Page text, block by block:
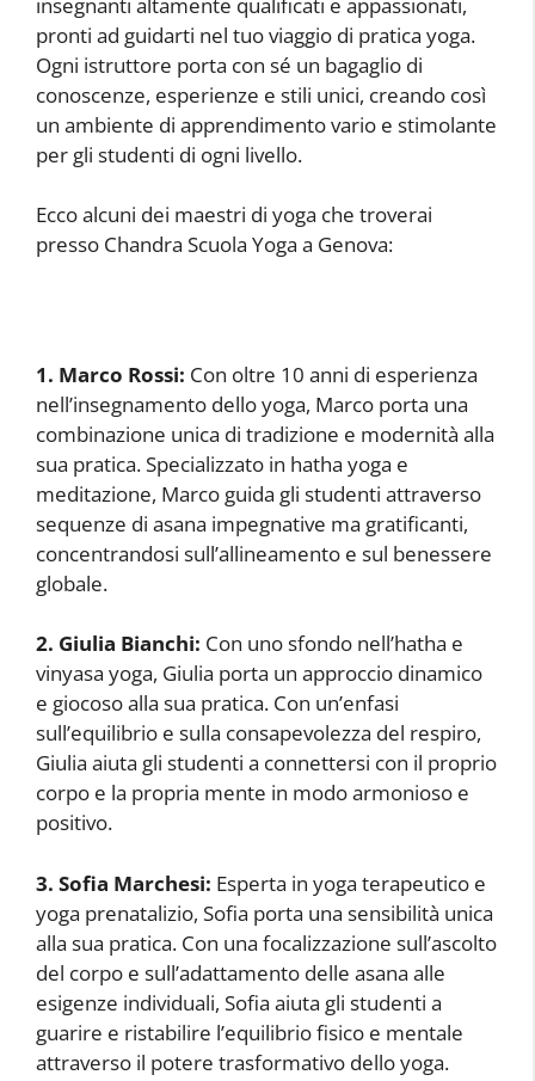
pronti ad guidarti nel tuo viaggio di pratica yoga.
Ogni istruttore porta con sé un bagaglio di
conoscenze, esperienze e stili unici, creando così
un ambiente di apprendimento vario e stimolante
per gli studenti di ogni livello.
Ecco alcuni dei maestri di yoga che troverai
presso Chandra Scuola Yoga a Genova:
1. Marco Rossi: Con oltre 10 anni di esperienza
nell’insegnamento dello yoga, Marco porta una
combinazione unica di tradizione e modernità alla
sua pratica. Specializzato in hatha yoga e
meditazione, Marco guida gli studenti attraverso
sequenze di asana impegnative ma gratificanti,
concentrandosi sull’allineamento e sul benessere
globale.
2. Giulia Bianchi: Con uno sfondo nell’hatha e
vinyasa yoga, Giulia porta un approccio dinamico
e giocoso alla sua pratica. Con un’enfasi
sull’equilibrio e sulla consapevolezza del respiro,
Giulia aiuta gli studenti a connettersi con il proprio
corpo e la propria mente in modo armonioso e
positivo.
3. Sofia Marchesi: Esperta in yoga terapeutico e
yoga prenatalizio, Sofia porta una sensibilità unica
alla sua pratica. Con una focalizzazione sull’ascolto
del corpo e sull’adattamento delle asana alle
esigenze individuali, Sofia aiuta gli studenti a
guarire e ristabilire l’equilibrio fisico e mentale
attraverso il potere trasformativo dello yoga.